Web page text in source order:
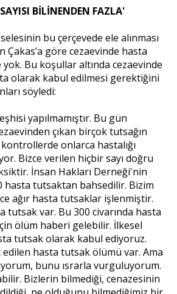
BİLİNENDEN FAZLA'
bu çerçevede ele alınması
göre cezaevinde hasta
Bu koşullar altında cezaevinde
olarak kabul edilmesi gerektiğini
söyledi:
yapılmamıştır. Bu gün
çıkan birçok tutsağın
kontrollerde onlarca hastalığı
Bizce verilen hiçbir sayı doğru
İnsan Hakları Derneği'nin
hasta tutsaktan bahsedilir. Bizim
ağır hasta tutsaklar işlenmiştir.
tutsak var. Bu 300 civarında hasta
ölüm haberi gelebilir. İlkesel
tutsak olarak kabul ediyoruz.
edilen hasta tutsak ölümü var. Ama
bunu ısrarla vurguluyorum.
Bizlerin bilmediği, cenazesinin